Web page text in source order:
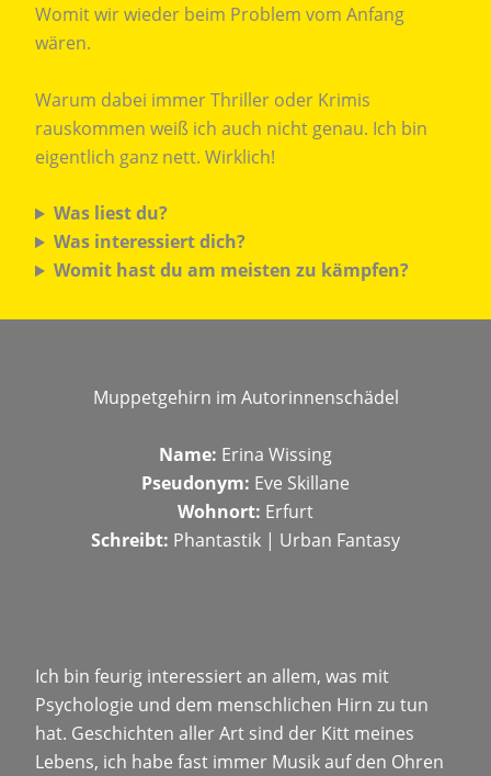
Womit wir wieder beim Problem vom Anfang
wären.
Warum dabei immer Thriller oder Krimis
rauskommen weiß ich auch nicht genau. Ich bin
eigentlich ganz nett. Wirklich!
Was liest du?
Was interessiert dich?
Womit hast du am meisten zu kämpfen?
Muppetgehirn im Autorinnenschädel
Name: Erina Wissing
Pseudonym: Eve Skillane
Wohnort: Erfurt
Schreibt: Phantastik | Urban Fantasy
Ich bin feurig interessiert an allem, was mit
Psychologie und dem menschlichen Hirn zu tun
hat. Geschichten aller Art sind der Kitt meines
Lebens, ich habe fast immer Musik auf den Ohren